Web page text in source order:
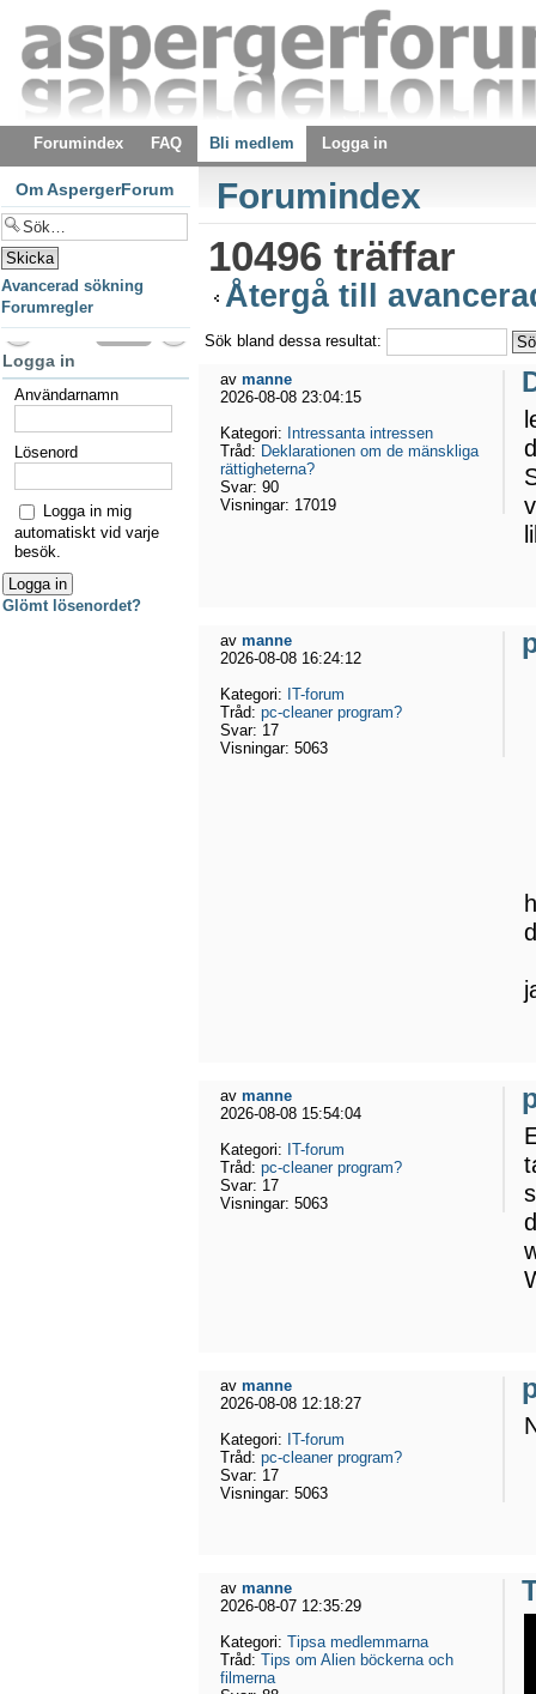
Forumindex FAQ Bli medlem Logga in
Forumindex
10496 träffar
Återgå till
Sök bland dessa resultat:
av manne
2026-08-08 23:04:15
Kategori: Intressanta intressen
Tråd: Deklarationen om de mänskliga
rättigheterna?
Svar: 90
Visningar: 17019
av manne
2026-08-08 16:24:12
Kategori: IT-forum
Tråd: pc-cleaner program?
Svar: 17
Visningar: 5063
av manne
2026-08-08 15:54:04
Kategori: IT-forum
Tråd: pc-cleaner program?
Svar: 17
Visningar: 5063
av manne
2026-08-08 12:18:27
Kategori: IT-forum
Tråd: pc-cleaner program?
Svar: 17
Visningar: 5063
av manne
2026-08-07 12:35:29
Kategori: Tipsa medlemmarna
Tråd: Tips om Alien böckerna och
filmerna
Om AspergerForum
Avancerad sökning
Forumregler
Logga in
Användarnamn
Lösenord
Logga in mig
automatiskt vid varje
besök.
Glömt lösenordet?